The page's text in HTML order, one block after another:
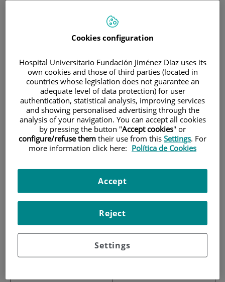
TRAINING AND EMPLOYMENT
CONVOCATORIA PARA CONTRATO ASOCIADO A
PT17/0005/0016_TÉCNICO ESPECIALISTA INNOVACIÓN
CONVOCATORIA para
contrato asociado a
PT17/0005/0016_Técnico
Especialista Innovación
Título
Innovación
Innovation Specialist Technician
Offer description
Se oferta plaza de titulado
superior en ciencias de la salud
Vacancy for a Health Science
Graduate to join the Innovation
unit of the Health Research
Cookies configuration
Hospital Universitario Fundación Jiménez Díaz uses its
own cookies and those of third parties (located in
countries whose legislation does not guarantee an
adequate level of data protection) for user
authentication, statistical analysis, improving services
and showing personalised advertising through the
analysis of your navigation. You can accept all cookies
by pressing the button "Accept cookies" or
configure/refuse them their use from this Settings. For
more information click here: Política de Cookies
Settings
Reject
Accept